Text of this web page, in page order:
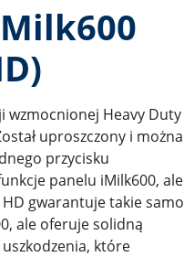
wzmocnionej Heavy Duty
uproszczony i można
przycisku
panelu iMilk600, ale
gwarantuje takie samo
ale oferuje solidną
które